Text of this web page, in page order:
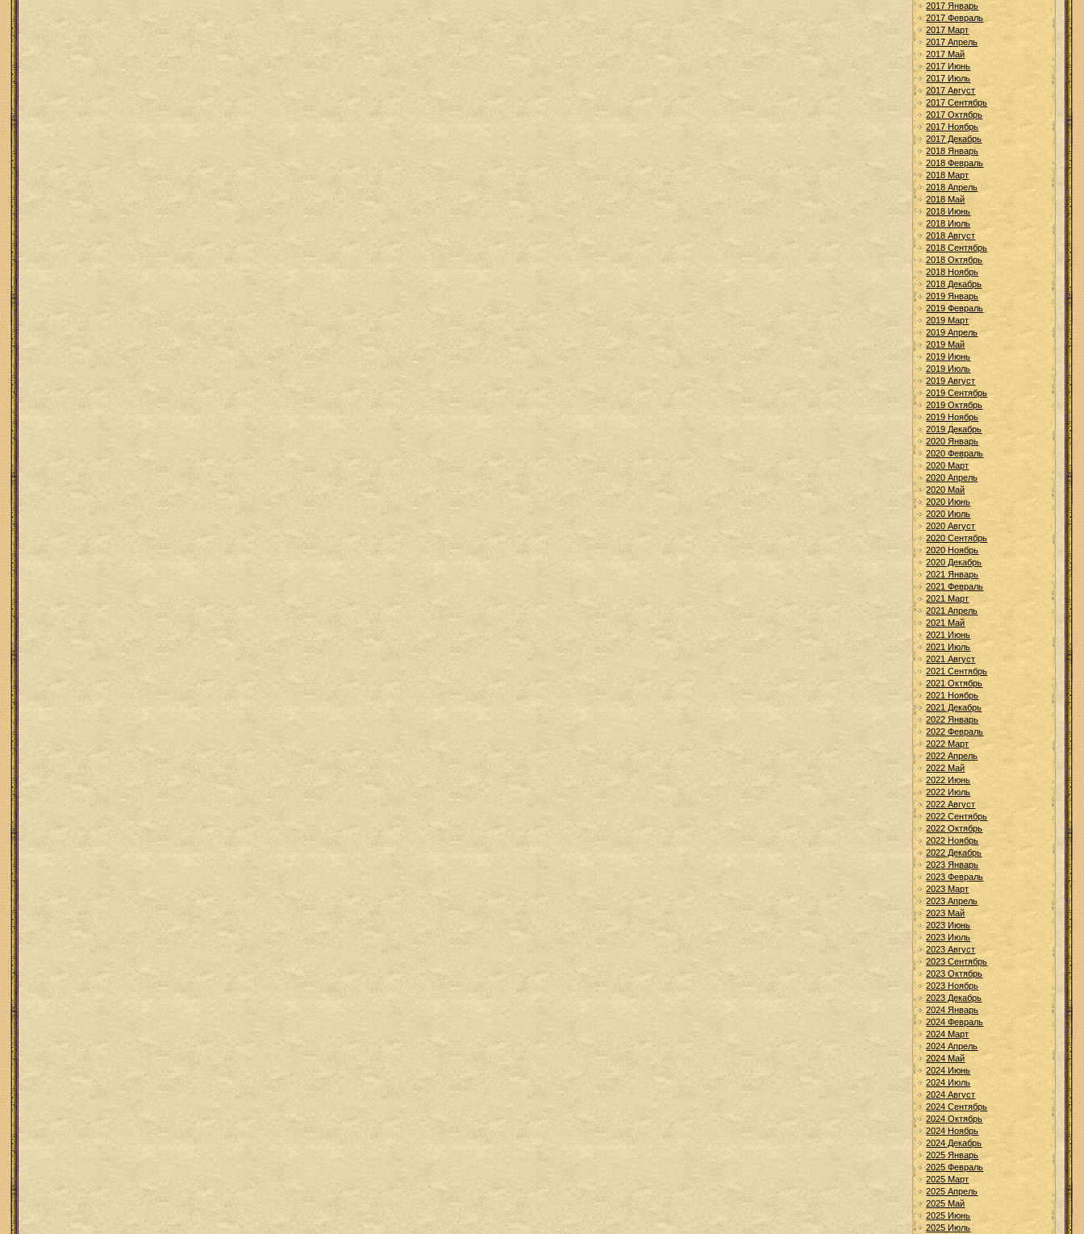
2017 Январь
2017 Февраль
2017 Март
2017 Апрель
2017 Май
2017 Июнь
2017 Июль
2017 Август
2017 Сентябрь
2017 Октябрь
2017 Ноябрь
2017 Декабрь
2018 Январь
2018 Февраль
2018 Март
2018 Апрель
2018 Май
2018 Июнь
2018 Июль
2018 Август
2018 Сентябрь
2018 Октябрь
2018 Ноябрь
2018 Декабрь
2019 Январь
2019 Февраль
2019 Март
2019 Апрель
2019 Май
2019 Июнь
2019 Июль
2019 Август
2019 Сентябрь
2019 Октябрь
2019 Ноябрь
2019 Декабрь
2020 Январь
2020 Февраль
2020 Март
2020 Апрель
2020 Май
2020 Июнь
2020 Июль
2020 Август
2020 Сентябрь
2020 Ноябрь
2020 Декабрь
2021 Январь
2021 Февраль
2021 Март
2021 Апрель
2021 Май
2021 Июнь
2021 Июль
2021 Август
2021 Сентябрь
2021 Октябрь
2021 Ноябрь
2021 Декабрь
2022 Январь
2022 Февраль
2022 Март
2022 Апрель
2022 Май
2022 Июнь
2022 Июль
2022 Август
2022 Сентябрь
2022 Октябрь
2022 Ноябрь
2022 Декабрь
2023 Январь
2023 Февраль
2023 Март
2023 Апрель
2023 Май
2023 Июнь
2023 Июль
2023 Август
2023 Сентябрь
2023 Октябрь
2023 Ноябрь
2023 Декабрь
2024 Январь
2024 Февраль
2024 Март
2024 Апрель
2024 Май
2024 Июнь
2024 Июль
2024 Август
2024 Сентябрь
2024 Октябрь
2024 Ноябрь
2024 Декабрь
2025 Январь
2025 Февраль
2025 Март
2025 Апрель
2025 Май
2025 Июнь
2025 Июль